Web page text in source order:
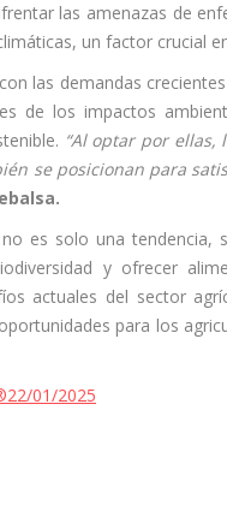
las amenazas de
un factor crucial
las demandas
de los impactos
“Al optar por
se posicionan para
es solo una tendencia,
y ofrecer
actuales del sector
para los
22/01/2025